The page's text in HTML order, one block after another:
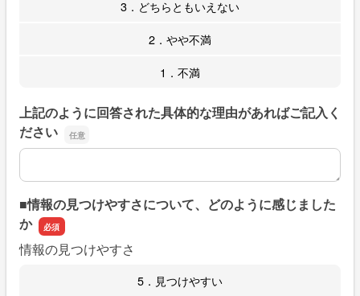
3．どちらともいえない
2．やや不満
1．不満
上記のように回答された具体的な理由があればご記入く
ださい
上記のように回答された具体的な理由があればご記入くだ
■情報の見つけやすさについて、どのように感じました
か
情報の見つけやすさ
5．見つけやすい